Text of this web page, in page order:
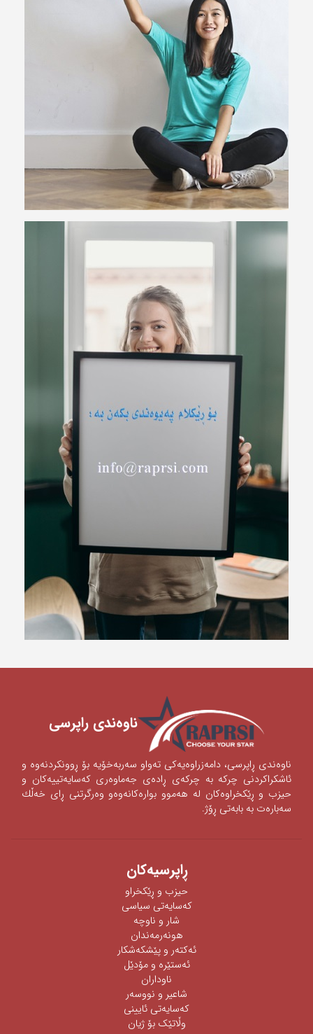
ناوه‌ندی ‌راپرسی
ناوه‌ندی‌ ڕاپرسی‌، دامه‌زراوه‌یه‌كی‌ ته‌واو سه‌ربه‌خۆیه‌ بۆ ڕوونكردنه‌وه‌ و
ئاشكراكردنی‌‌ چركه‌ به‌ چركه‌ی‌ ڕاده‌ی‌ جه‌ماوه‌ری‌ كه‌سایه‌تییه‌كان و
حیزب و ڕێكخراوه‌كان له‌ هه‌موو بواره‌كانه‌وه‌‌‌و وه‌رگرتنی‌ ڕای‌ خه‌ڵك
سه‌باره‌ت به‌ بابه‌تی‌ ڕۆژ.
ڕاپرسیه‌كان
حیزب و ڕێکخراو
كەسایەتی سیاسی
شار و ناوچە
هونەرمەندان
ئه‌كته‌ر‌ و پێشكه‌شكار
ئه‌ستێره‌ و مۆدێل
ناوداران
شاعیر و نووسەر
كەسایەتی ئایینی
وڵاتێک بۆ ژیان